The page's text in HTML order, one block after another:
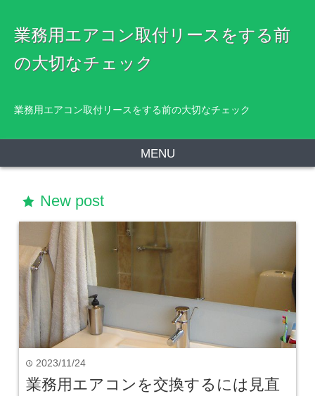
業務用エアコン取付リースをする前
の大切なチェック
業務用エアコン取付リースをする前の大切なチェック
MENU
star New post
time 2023/11/24
業務用エアコンを交換するには見直